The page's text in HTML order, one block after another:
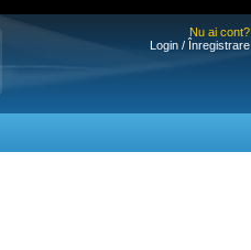
Nu ai cont?
Login / Înregistrare